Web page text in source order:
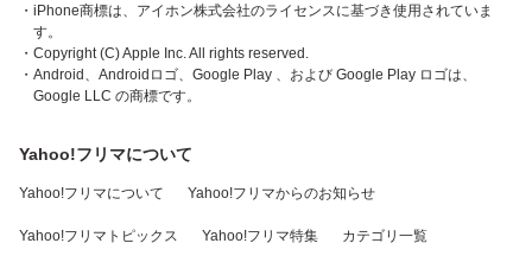
・iPhone商標は、アイホン株式会社のライセンスに基づき使用されていま
す。
・Copyright (C) Apple Inc. All rights reserved.
・Android、Androidロゴ、Google Play 、および Google Play ロゴは、
Google LLC の商標です。
Yahoo!フリマについて
Yahoo!フリマについて Yahoo!フリマからのお知らせ
Yahoo!フリマトピックス Yahoo!フリマ特集 カテゴリ一覧